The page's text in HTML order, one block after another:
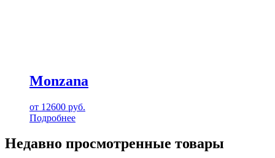
Monzana
от 12600 руб.
Подробнее
Недавно просмотренные товары